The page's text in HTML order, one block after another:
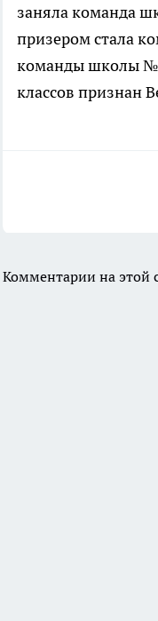
заняла команда
призером стала
команды школы
классов признан
Комментарии на этой